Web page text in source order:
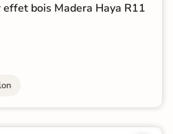
bois Madera Haya R11